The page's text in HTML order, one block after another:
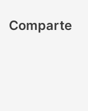
Comparte